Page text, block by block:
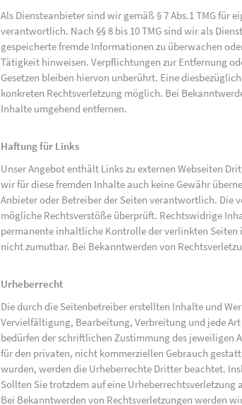
Als Diensteanbieter sind wir gemäß § 7 Abs.1 TMG für
verantwortlich. Nach §§ 8 bis 10 TMG sind wir als
gespeicherte fremde Informationen zu überwachen
Tätigkeit hinweisen. Verpflichtungen zur Entfernung
Gesetzen bleiben hiervon unberührt. Eine
konkreten Rechtsverletzung möglich. Bei
Inhalte umgehend entfernen.
Haftung für Links
Unser Angebot enthält Links zu externen Webseiten
wir für diese fremden Inhalte auch keine Gewähr
Anbieter oder Betreiber der Seiten verantwortlich. Die
mögliche Rechtsverstöße überprüft. Rechtswidrige
permanente inhaltliche Kontrolle der verlinkten
nicht zumutbar. Bei Bekanntwerden von
Urheberrecht
Die durch die Seitenbetreiber erstellten Inhalte und
Vervielfältigung, Bearbeitung, Verbreitung und jede
bedürfen der schriftlichen Zustimmung des jeweiligen
für den privaten, nicht kommerziellen Gebrauch
wurden, werden die Urheberrechte Dritter beachtet.
Sollten Sie trotzdem auf eine
Bei Bekanntwerden von Rechtsverletzungen werden